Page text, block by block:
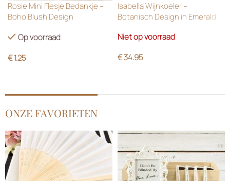
Rosie Mini Flesje Bedankje –
Boho Blush Design
Op voorraad
€1.25
Isabella Wijnkoeler –
Botanisch Design in Emerald
Niet op voorraad
€34.95
ONZE FAVORIETEN